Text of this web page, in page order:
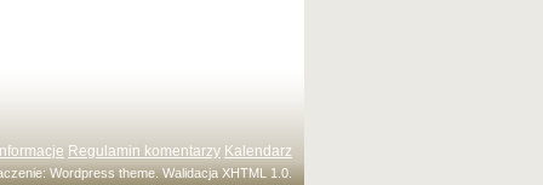
Regulamin komentarzy Kalendarz
Wordpress theme. WalidacjaXHTML 1.0.